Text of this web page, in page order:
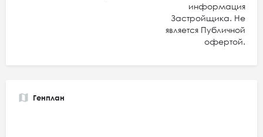
информация
Застройщика. Не
является Публичной
офертой.
Генплан